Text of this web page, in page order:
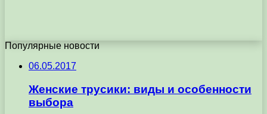
Популярные новости
06.05.2017
Женские трусики: виды и особенности
выбора